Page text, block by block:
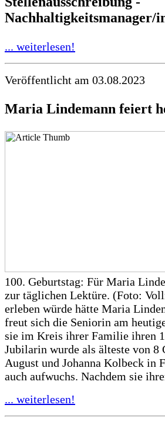
Nachhaltigkeitsmanager/
... weiterlesen!
Veröffentlicht am 03.08.2023
Maria Lindemann feiert
100. Geburtstag: Für Maria
zur täglichen Lektüre. (Foto:
erleben würde hätte Maria
freut sich die Seniorin am
sie im Kreis ihrer Familie ihren
Jubilarin wurde als älteste von 8
August und Johanna Kolbeck in
auch aufwuchs. Nachdem sie
... weiterlesen!